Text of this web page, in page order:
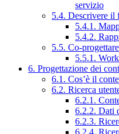
servizio
5.4. Descrivere il
5.4.1.
5.4.2.
5.5. Co-
5.5.1.
6. Progettazione dei
6.1. Cos’è il
6.2. Ricerca
6.2.1.
6.2.2. Dati
6.2.3.
6.2.4.